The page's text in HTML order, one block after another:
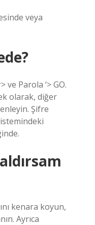
veya
ve Parola ‘> GO.
olarak, diğer
Şifre
kenara koyun,
Ayrıca